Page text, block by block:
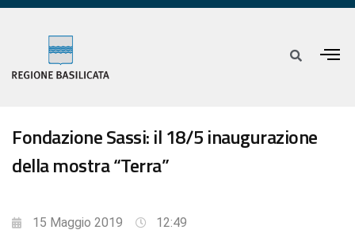
Fondazione Sassi: il 18/5 inaugurazione
della mostra “Terra”
15 Maggio 2019 12:49